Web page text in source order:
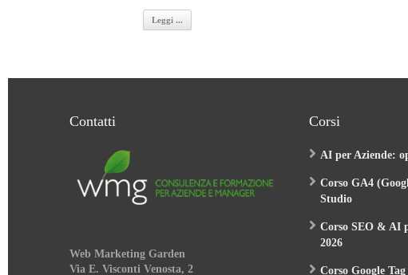
Leggi ...
Contatti
Web Marketing Garden
Via E. Visconti Venosta, 2
Corsi
AI per Aziende:
Corso GA4
Studio
Corso SEO & AI
2026
Corso Google